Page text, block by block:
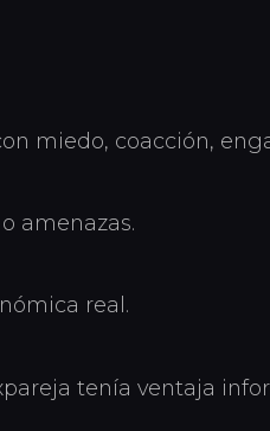
miedo, coacción,
amenazas.
real.
tenía ventaja